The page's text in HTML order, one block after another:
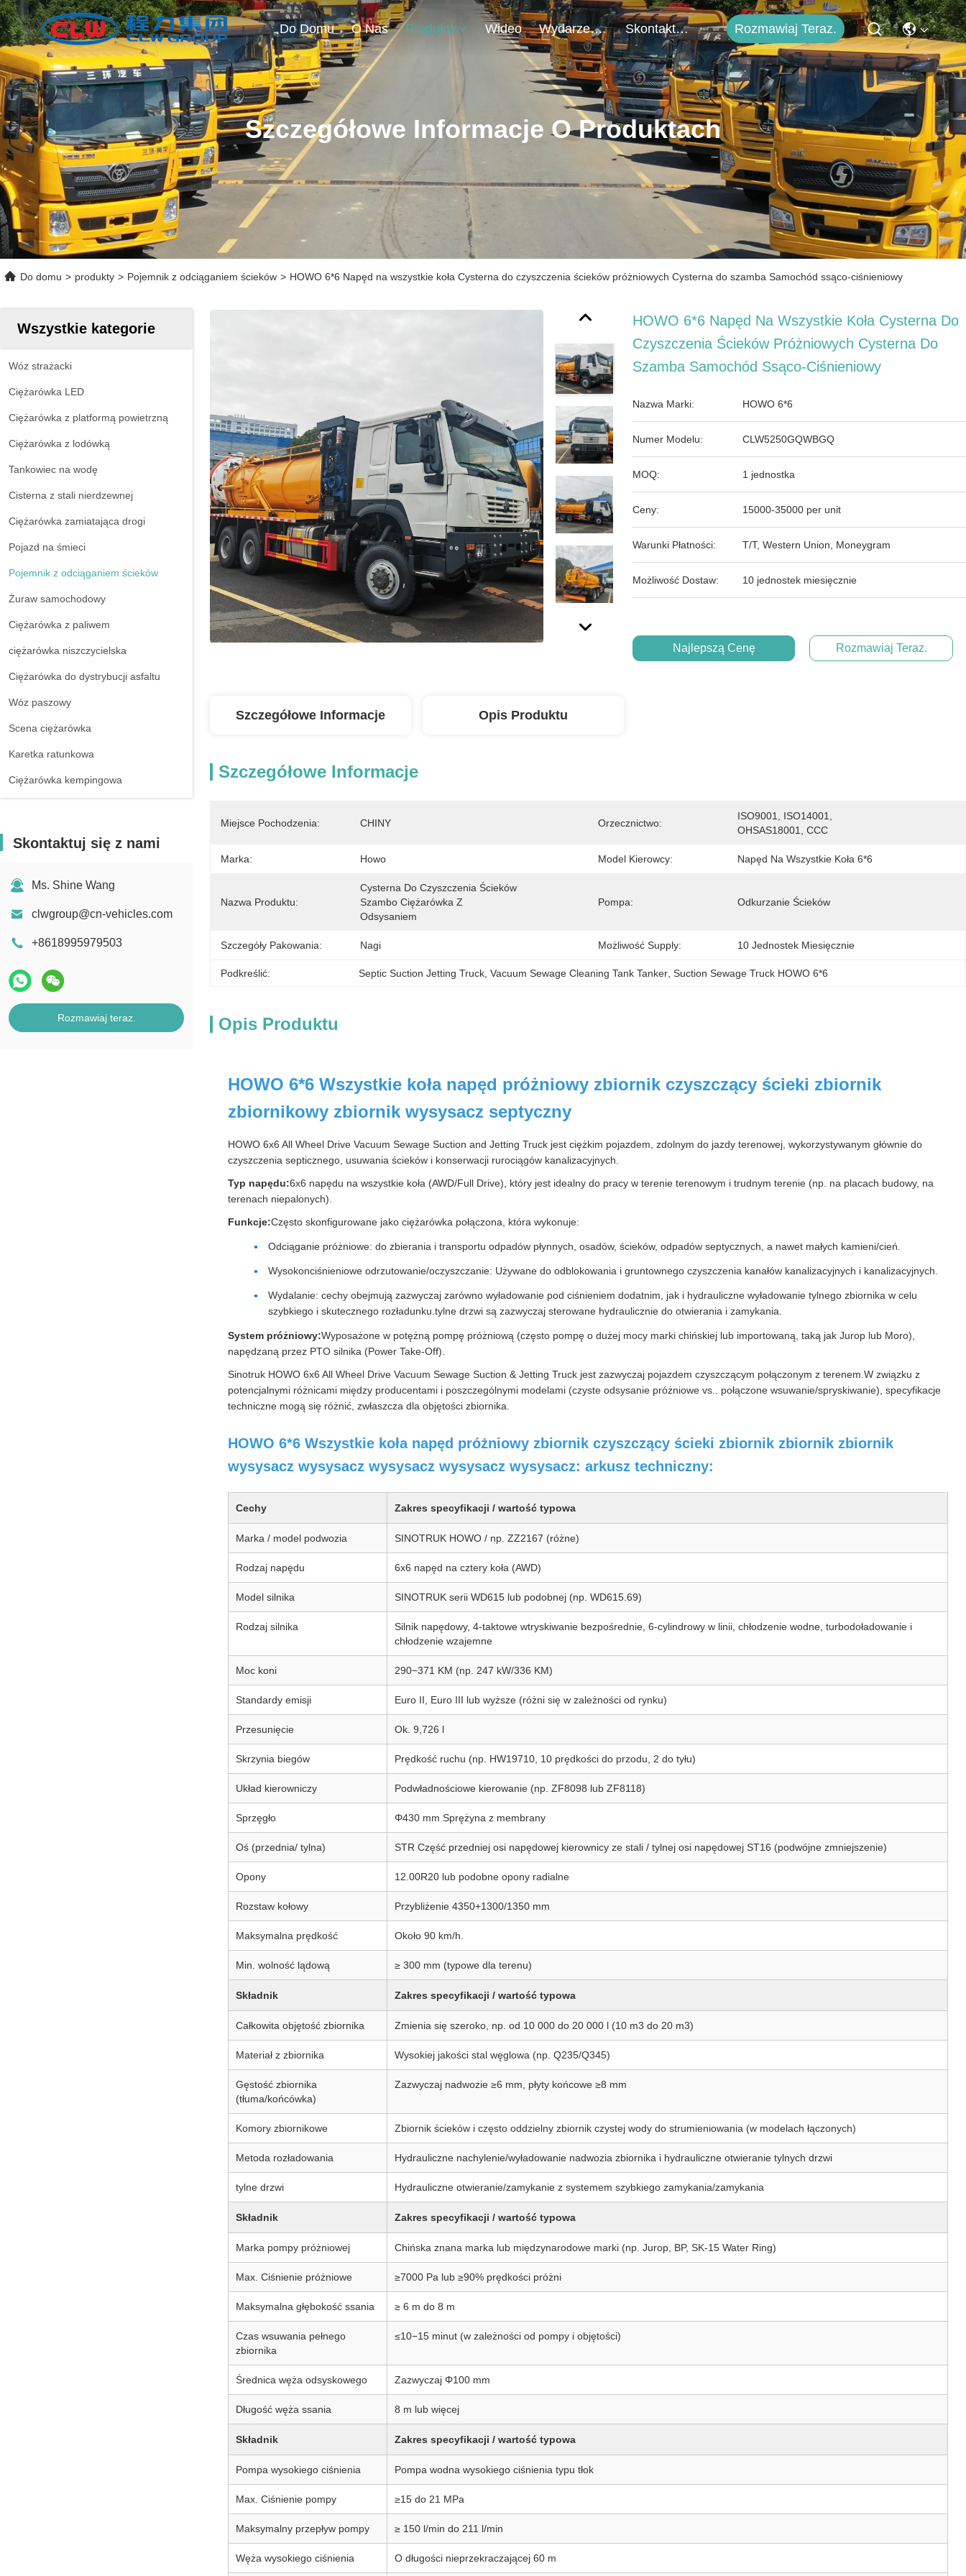
Do Domu O Nas Produkty Wideo Wydarzenia Skontaktuj Się Z Nami Rozmawiaj Teraz.
Szczegółowe Informacje O Produktach
Do domu > produkty > Pojemnik z odciąganiem ścieków > HOWO 6*6 Napęd na wszystkie koła Cysterna do czyszczenia ścieków próżniowych Cysterna do szamba Samochód ssąco-ciśnieniowy
Wszystkie kategorie
Wóz strażacki
Ciężarówka LED
Ciężarówka z platformą powietrzną
Ciężarówka z lodówką
Tankowiec na wodę
Cisterna z stali nierdzewnej
Ciężarówka zamiatająca drogi
Pojazd na śmieci
Pojemnik z odciąganiem ścieków
Żuraw samochodowy
Ciężarówka z paliwem
ciężarówka niszczycielska
Ciężarówka do dystrybucji asfaltu
Wóz paszowy
Scena ciężarówka
Karetka ratunkowa
Ciężarówka kempingowa
Skontaktuj się z nami
Ms. Shine Wang
clwgroup@cn-vehicles.com
+8618995979503
Rozmawiaj teraz.
HOWO 6*6 Napęd Na Wszystkie Koła Cysterna Do
Czyszczenia Ścieków Próżniowych Cysterna Do
Szamba Samochód Ssąco-Ciśnieniowy
Nazwa Marki: HOWO 6*6
Numer Modelu: CLW5250GQWBGQ
MOQ: 1 jednostka
Ceny: 15000-35000 per unit
Warunki Płatności: T/T, Western Union, Moneygram
Możliwość Dostaw: 10 jednostek miesięcznie
Najlepszą Cenę Rozmawiaj Teraz.
Szczegółowe Informacje Opis Produktu
Szczegółowe Informacje
Miejsce Pochodzenia: CHINY Orzecznictwo:
ISO9001, ISO14001,
OHSAS18001, CCC
Marka: Howo Model Kierowcy: Napęd Na Wszystkie Koła 6*6
Nazwa Produktu:
Cysterna Do Czyszczenia Ścieków
Szambo Ciężarówka Z
Odsysaniem
Pompa: Odkurzanie Ścieków
Szczegóły Pakowania: Nagi Możliwość Supply: 10 Jednostek Miesięcznie
Podkreślić: Septic Suction Jetting Truck Vacuum Sewage Cleaning Tank Tanker Suction Sewage Truck HOWO 6*6
Opis Produktu
HOWO 6*6 Wszystkie koła napęd próżniowy zbiornik czyszczący ścieki zbiornik
zbiornikowy zbiornik wysysacz septyczny
HOWO 6x6 All Wheel Drive Vacuum Sewage Suction and Jetting Truck jest ciężkim pojazdem, zdolnym do jazdy terenowej, wykorzystywanym głównie do
czyszczenia septicznego, usuwania ścieków i konserwacji rurociągów kanalizacyjnych.
Typ napędu:6x6 napędu na wszystkie koła (AWD/Full Drive), który jest idealny do pracy w terenie terenowym i trudnym terenie (np. na placach budowy, na
terenach niepalonych).
Funkcje:Często skonfigurowane jako ciężarówka połączona, która wykonuje:
Odciąganie próżniowe: do zbierania i transportu odpadów płynnych, osadów, ścieków, odpadów septycznych, a nawet małych kamieni/cień.
Wysokonciśnieniowe odrzutowanie/oczyszczanie: Używane do odblokowania i gruntownego czyszczenia kanałów kanalizacyjnych i kanalizacyjnych.
Wydalanie: cechy obejmują zazwyczaj zarówno wyładowanie pod ciśnieniem dodatnim, jak i hydrauliczne wyładowanie tylnego zbiornika w celu
szybkiego i skutecznego rozładunku.tylne drzwi są zazwyczaj sterowane hydraulicznie do otwierania i zamykania.
System próżniowy:Wyposażone w potężną pompę próżniową (często pompę o dużej mocy marki chińskiej lub importowaną, taką jak Jurop lub Moro),
napędzaną przez PTO silnika (Power Take-Off).
Sinotruk HOWO 6x6 All Wheel Drive Vacuum Sewage Suction & Jetting Truck jest zazwyczaj pojazdem czyszczącym połączonym z terenem.W związku z
potencjalnymi różnicami między producentami i poszczególnymi modelami (czyste odsysanie próżniowe vs.. połączone wsuwanie/spryskiwanie), specyfikacje
techniczne mogą się różnić, zwłaszcza dla objętości zbiornika.
HOWO 6*6 Wszystkie koła napęd próżniowy zbiornik czyszczący ścieki zbiornik zbiornik zbiornik
wysysacz wysysacz wysysacz wysysacz wysysacz: arkusz techniczny:
Cechy Zakres specyfikacji / wartość typowa
Marka / model podwozia SINOTRUK HOWO / np. ZZ2167 (różne)
Rodzaj napędu 6x6 napęd na cztery koła (AWD)
Model silnika SINOTRUK serii WD615 lub podobnej (np. WD615.69)
Rodzaj silnika
Silnik napędowy, 4-taktowe wtryskiwanie bezpośrednie, 6-cylindrowy w linii, chłodzenie wodne, turbodoładowanie i
chłodzenie wzajemne
Moc koni 290−371 KM (np. 247 kW/336 KM)
Standardy emisji Euro II, Euro III lub wyższe (różni się w zależności od rynku)
Przesunięcie Ok. 9,726 l
Skrzynia biegów Prędkość ruchu (np. HW19710, 10 prędkości do przodu, 2 do tyłu)
Układ kierowniczy Podwładnościowe kierowanie (np. ZF8098 lub ZF8118)
Sprzęgło Φ430 mm Sprężyna z membrany
Oś (przednia/ tylna) STR Część przedniej osi napędowej kierownicy ze stali / tylnej osi napędowej ST16 (podwójne zmniejszenie)
Opony 12.00R20 lub podobne opony radialne
Rozstaw kołowy Przybliżenie 4350+1300/1350 mm
Maksymalna prędkość Około 90 km/h.
Min. wolność lądową ≥ 300 mm (typowe dla terenu)
Składnik Zakres specyfikacji / wartość typowa
Całkowita objętość zbiornika Zmienia się szeroko, np. od 10 000 do 20 000 l (10 m3 do 20 m3)
Materiał z zbiornika Wysokiej jakości stal węglowa (np. Q235/Q345)
Gęstość zbiornika
(tłuma/końcówka)
Zazwyczaj nadwozie ≥6 mm, płyty końcowe ≥8 mm
Komory zbiornikowe Zbiornik ścieków i często oddzielny zbiornik czystej wody do strumieniowania (w modelach łączonych)
Metoda rozładowania Hydrauliczne nachylenie/wyładowanie nadwozia zbiornika i hydrauliczne otwieranie tylnych drzwi
tylne drzwi Hydrauliczne otwieranie/zamykanie z systemem szybkiego zamykania/zamykania
Składnik Zakres specyfikacji / wartość typowa
Marka pompy próżniowej Chińska znana marka lub międzynarodowe marki (np. Jurop, BP, SK-15 Water Ring)
Max. Ciśnienie próżniowe ≥7000 Pa lub ≥90% prędkości próżni
Maksymalna głębokość ssania ≥ 6 m do 8 m
Czas wsuwania pełnego
zbiornika
≤10−15 minut (w zależności od pompy i objętości)
Średnica węża odsyskowego Zazwyczaj Φ100 mm
Długość węża ssania 8 m lub więcej
Składnik Zakres specyfikacji / wartość typowa
Pompa wysokiego ciśnienia Pompa wodna wysokiego ciśnienia typu tłok
Max. Ciśnienie pompy ≥15 do 21 MPa
Maksymalny przepływ pompy ≥ 150 l/min do 211 l/min
Węża wysokiego ciśnienia O długości nieprzekraczającej 60 m